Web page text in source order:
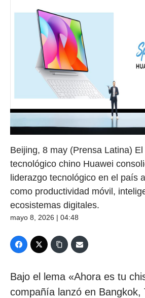
Beijing, 8 may (Prensa Latina)
tecnológico chino Huawei
liderazgo tecnológico en el país
como productividad móvil,
ecosistemas digitales.
mayo 8, 2026 | 04:48
Bajo el lema «Ahora es tu
compañía lanzó en Bangkok,